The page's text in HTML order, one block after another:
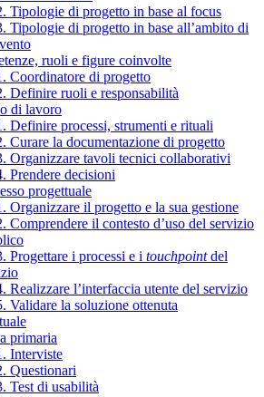
Tipologie di progetto in base al focus
Tipologie di progetto in base all’ambito di
ruoli e figure coinvolte
Coordinatore di progetto
Definire ruoli e responsabilità
di lavoro
Definire processi, strumenti e rituali
Curare la documentazione di progetto
Organizzare tavoli tecnici collaborativi
Prendere decisioni
progettuale
Organizzare il progetto e la sua gestione
Comprendere il contesto d’uso del servizio
Progettare i processi e i touchpointdel
Realizzare l’interfaccia utente del servizio
Validare la soluzione ottenuta
primaria
Interviste
Questionari
Test di usabilità